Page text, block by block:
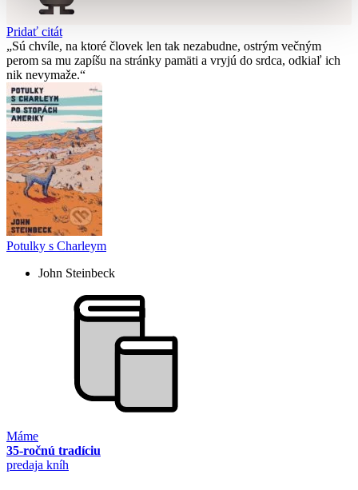
Pridať citát
Sú chvíle, na ktoré človek len tak nezabudne, ostrým večným
perom sa mu zapíšu na stránky pamäti a vryjú do srdca, odkiaľ ich
nik nevymaže.
Potulky s Charleym
John Steinbeck
Máme
35-ročnú tradíciu
predaja kníh